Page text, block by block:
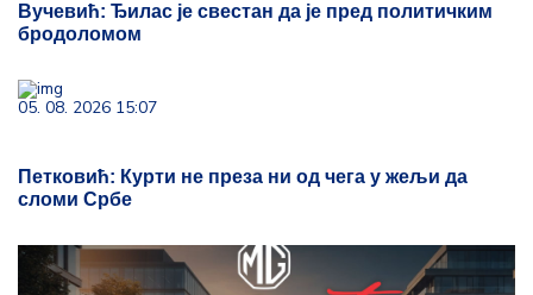
Вучевић: Ђилас је свестан да је пред политичким
бродоломом
05. 08. 2026 15:07
Петковић: Курти не преза ни од чега у жељи да
сломи Србе